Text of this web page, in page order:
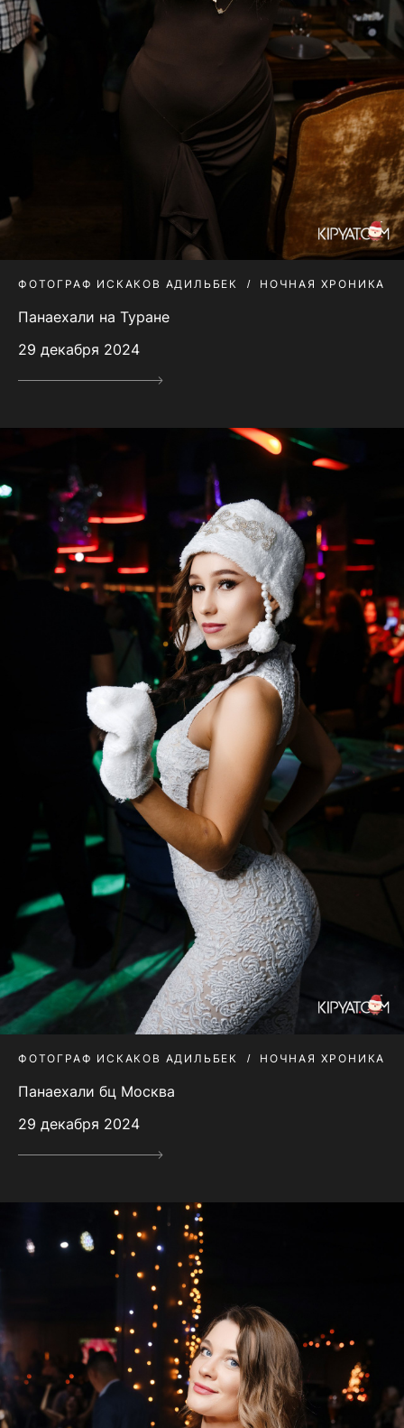
ФОТОГРАФ ИСКАКОВ АДИЛЬБЕК НОЧНАЯ ХРОНИКА
Панаехали на Туране
29 декабря 2024
ФОТОГРАФ ИСКАКОВ АДИЛЬБЕК НОЧНАЯ ХРОНИКА
Панаехали бц Москва
29 декабря 2024